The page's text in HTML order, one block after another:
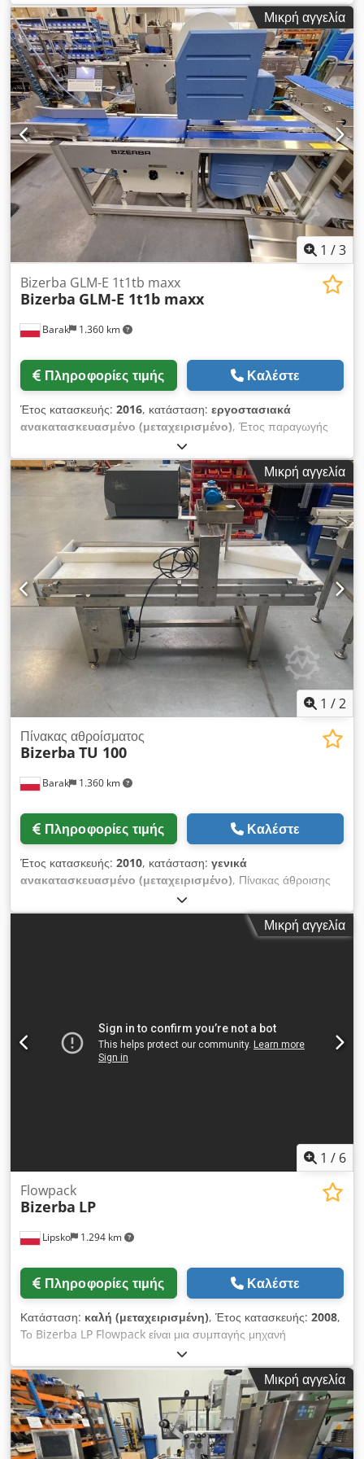
Διεύθυνση κίνησης L→ R ή R→ L Εφαρμογή ετικετών:
Dcsdpewdgtfofx Abksk - Κορυφή (AirJet) - Κάτω (AirJet)
Διαστάσεις ετικέτας - Πλάτος έως 130 mm, μήκος εκτύπωσης
έως 104 mm - Μήκος έως 150 mm Έγχρωμη οθόνη αφής GT-
12C Μήκος τμήματος ζύγισης 400 mm Πλάτος ταινίας 300 mm
Συνολικό μέγεθος μηχανής: 200 cm x 80 cm Δυνατότητα
φόρτωσης του προγράμματος σε 13.60 SP.12 Εγκατεστημένες
άδειες: - (MASTER) : [+] SOFTCONTROL_1 Παρέχουμε 6 μήνες
εγγύηση για τη συσκευή
Μικρή αγγελία
1 /3
Barak 1.360 km
Bizerba GLM-E 1t1tb maxx
Bizerba GLM-E 1t1b maxx
Πληροφορίες τιμής Καλέστε
Έτος κατασκευής: 2016, κατάσταση: εργοστασιακά
ανακατασκευασμένο (μεταχειρισμένο), Έτος παραγωγής
2016 Βάρος έως 6 κιλά Βάρος: μέγ. 6 κιλά, ελάχ. 20g, e = 1g
Διεύθυνση κίνησης L→ R ή R→ L Αυτοκόλλητο ετικέτας:
Dedpfx Abswdgt Eokeck - Κορυφή (AirJet) - Κάτω (AirJet)
Έγχρωμη οθόνη αφής GT-12C Μήκος τμήματος ζύγισης 400
mm Πλάτος ταινίας 300 mm Συνολικό μέγεθος μηχανής: 200
cm x 80 cm Δυνατότητα φόρτωσης του προγράμματος σε
13.60 SP.12 Εγκατεστημένες άδειες: Κορυφή (MASTER): [+]
BRIDGE+MC_BUFFER [+] SOFTCONTROL_1 [+] ΣΤΑΤΙΣΤΙΚΑ
[+] WEIGHT_CLASSES [+] CODE_PART_PRINT [+]
LOADING_FONTS [+] ΕΥΡΩ Κάτω (SLAVE) : [+]
PRINT_CODE_PARTS [+] DOWNLOADABLE_FONTS [+] ΕΥΡΩ
Παρέχουμε 6 μήνες εγγύηση για τη συσκευή
Μικρή αγγελία
1 /2
Barak 1.360 km
Πίνακας αθροίσματος
Bizerba TU 100
Πληροφορίες τιμής Καλέστε
Έτος κατασκευής: 2010, κατάσταση: γενικά
ανακατασκευασμένο (μεταχειρισμένο), Πίνακας άθροισης
Bizerba TU100 μετά από επισκευή Dcsdpfxji Drwqe Abkok
Μικρή αγγελία
1 / 6
Lipsko 1.294 km
Flowpack
Bizerba LP
Πληροφορίες τιμής Καλέστε
Κατάσταση: καλή (μεταχειρισμένη), Έτος κατασκευής: 2008,
Το Bizerba LP Flowpack είναι μια συμπαγής μηχανή
συσκευασίας σχεδιασμένη για την αποτελεσματική συσκευασία
ροής διαφόρων προϊόντων τροφίμων. Διαθέτει σχεδιασμό
εξοικονόμησης χώρου, καθιστώντας το κατάλληλο για
μικρότερες επιχειρήσεις ή χώρους με περιορισμένο χώρο, ενώ
παράλληλα προσφέρει υψηλές επιδόσεις. Χρησιμοποιεί την
τεχνολογία flowpack για να τυλίγει τα προϊόντα σε μια
σφραγισμένη, προστατευτική μεμβράνη, εξασφαλίζοντας
Μικρή αγγελία